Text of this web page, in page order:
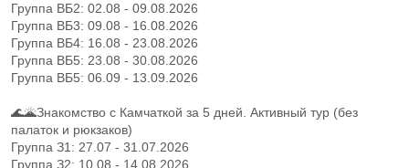
Группа ВБ2: 02.08 - 09.08.2026
Группа ВБ3: 09.08 - 16.08.2026
Группа ВБ4: 16.08 - 23.08.2026
Группа ВБ5: 23.08 - 30.08.2026
Группа ВБ5: 06.09 - 13.09.2026
🌊🌋Знакомство с Камчаткой за 5 дней. Активный тур (без
палаток и рюкзаков)
Группа З1: 27.07 - 31.07.2026
Группа З2: 10.08 - 14.08.2026